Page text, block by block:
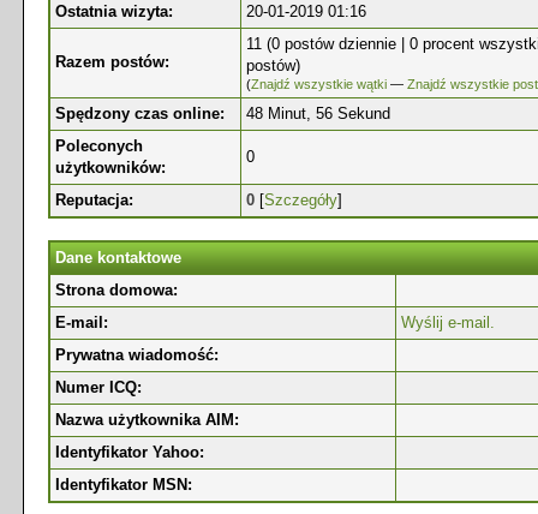
Ostatnia wizyta:
20-01-2019 01:16
Razem postów:
11 (0 postów dziennie | 0 procent
postów)
(Znajdź wszystkie wątki — Znajdź wszystkie
Spędzony czas online:
48 Minut, 56 Sekund
Poleconych
użytkowników:
0
Reputacja: 0 [Szczegóły]
Dane kontaktowe
Strona domowa:
E-mail:
Wyślij e-mail.
Prywatna wiadomość:
Numer ICQ:
Nazwa użytkownika AIM:
Identyfikator Yahoo:
Identyfikator MSN: